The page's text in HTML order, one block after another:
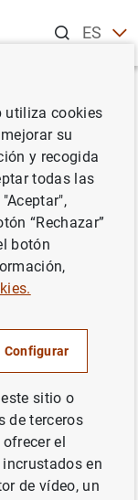
ESEN
de
de 2025
utiliza cookies
su
y recogida
todas las
“Rechazar”
botón
Configurar
sitio o
de terceros
el
en
de vídeo, un